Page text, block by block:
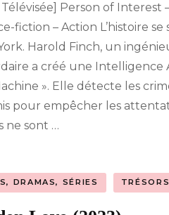
of
Interest
2016)
Télévisée] Person of Interest
fiction – Action L’histoire
Harold Finch, un
a créé une Intelligence
». Elle détecte les
pour empêcher les
ne sont …
DRAMAS, SÉRIES